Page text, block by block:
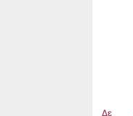
Δε